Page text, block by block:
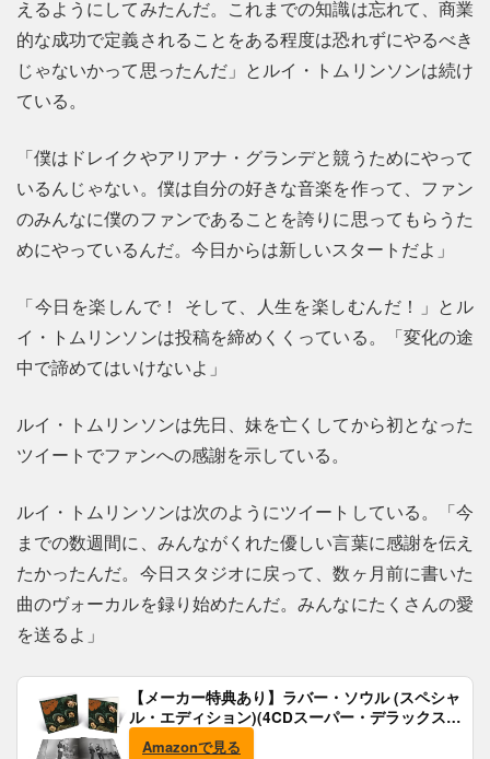
えるようにしてみたんだ。これまでの知識は忘れて、商業
的な成功で定義されることをある程度は恐れずにやるべき
じゃないかって思ったんだ」とルイ・トムリンソンは続け
ている。
「僕はドレイクやアリアナ・グランデと競うためにやって
いるんじゃない。僕は自分の好きな音楽を作って、ファン
のみんなに僕のファンであることを誇りに思ってもらうた
めにやっているんだ。今日からは新しいスタートだよ」
「今日を楽しんで！ そして、人生を楽しむんだ！」とル
イ・トムリンソンは投稿を締めくくっている。「変化の途
中で諦めてはいけないよ」
ルイ・トムリンソンは先日、妹を亡くしてから初となった
ツイートでファンへの感謝を示している。
ルイ・トムリンソンは次のようにツイートしている。「今
までの数週間に、みんながくれた優しい言葉に感謝を伝え
たかったんだ。今日スタジオに戻って、数ヶ月前に書いた
曲のヴォーカルを録り始めたんだ。みんなにたくさんの愛
を送るよ」
【メーカー特典あり】ラバー・ソウル (スペシャ
ル・エディション)(4CDスーパー・デラックス)
(完全生産限定盤)(SHM-CD)(特典:B2ポスター付)
Amazonで見る